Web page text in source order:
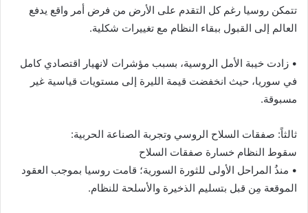
تتمكن روسيا رغم كل التقدم على الأرض من فرض أمر واقع يدفع
العالم إلى القبول ببقاء النظام مع تغييرات شكلية.
• زادت خيبة الأمل الروسية، بسبب مؤشرات لانهيار اقتصادي كامل
في سوريا، حيث انخفضت قيمة الليرة إلى مستويات قياسية غير
مسبوقة.
ثالثاً: صفقات السلاح الروسي وتجربة الصناعة الحربية:
سقوط النظام خسارة صفقات السلاح
• منذُ المراحل الأولى للثورة السورية؛ قامت روسيا بموجب العقود
الموقعة مِن قبل بتسليم الذخيرة والأسلحة للنظام.